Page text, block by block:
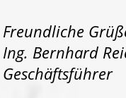
Freundliche
Ing. Bernhard
Geschäftsführer